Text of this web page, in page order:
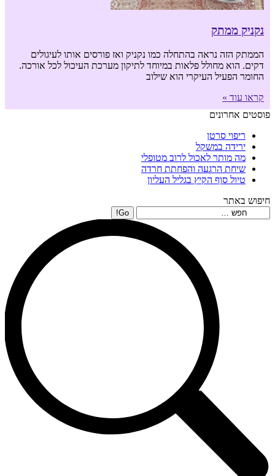
נקניק ממתק
הממתק הזה נראה בהתחלה כמו נקניק ואז פורסים אותו לעיגולים
דקים. הוא מחולל פלאות במיוחד לתיקון מערכת העיכול לכל אורכה.
החומר הפעיל העיקרי הוא שילוב
קראו עוד »
פוסטים אחרונים
ריפוי סרטן
ירידה במשקל
מה מותר לאכול לרוב מטופלי
שיחת הרגעה והפחתת חרדה
טיול סוף הקיץ בגליל העליון
חיפוש באתר
Search: